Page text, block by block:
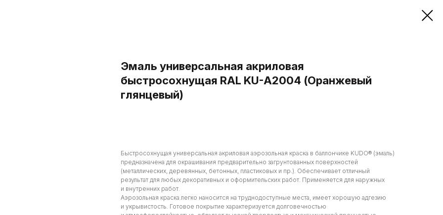
Эмаль универсальная акриловая
быстросохнущая RAL KU-A2004 (Оранжевый
глянцевый)
Быстросохнущая универсальная акриловая аэрозольная краска в баллончике KUDO® (эмаль)
предназначена для окрашивания предварительно загрунтованных поверхностей
(металлических, деревянных, бетонных, пластиковых и пр.). Обеспечивает отличный
результат для любых декоративных и оформительских работ. Применяется для наружных
и внутренних работ.
Аэрозольная краска легко наносится на труднодоступные места, имеет хорошую адгезию
и укрывистость. Готовое покрытие характеризуется долговечностью